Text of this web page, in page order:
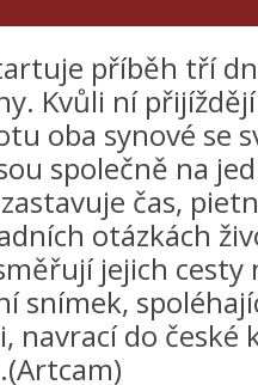
příběh tří
Kvůli ní
oba synové se
společně na
čas,
otázkách
jejich cesty
snímek,
navrací do české